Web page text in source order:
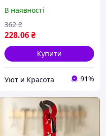
інженерів Snap N Grip
набір 2 шт! Товар хіт
В наявності
228.06₴
362 ₴
Купити
Уют и Красота 91%